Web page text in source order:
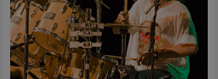
Segura
Alicante
2007